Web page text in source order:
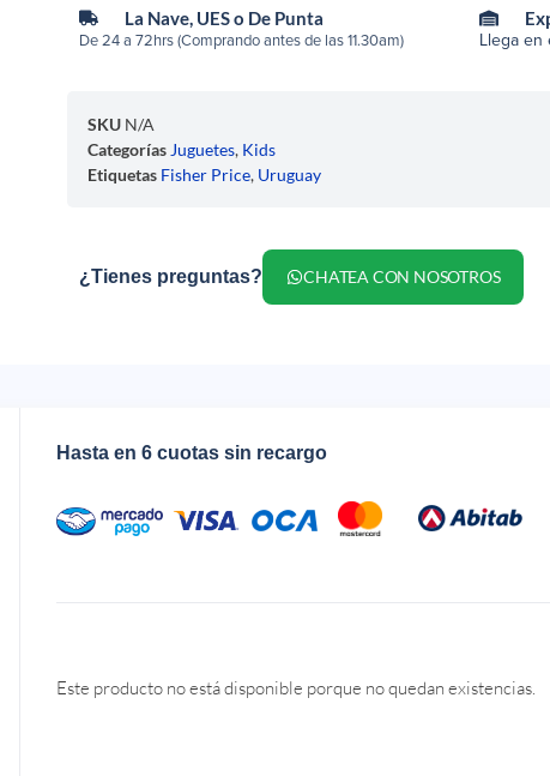
La Nave, UES o De Punta
De 24 a 72hrs (Comprando antes de las 11.30am) Llega en
SKU N/A
CategoríasJuguetes, Kids
Etiquetas Fisher Price, Uruguay
¿Tienes preguntas? CHATEA CON NOSOTROS
Hasta en 6 cuotas sin recargo
Este producto no está disponible porque no quedan existencias.